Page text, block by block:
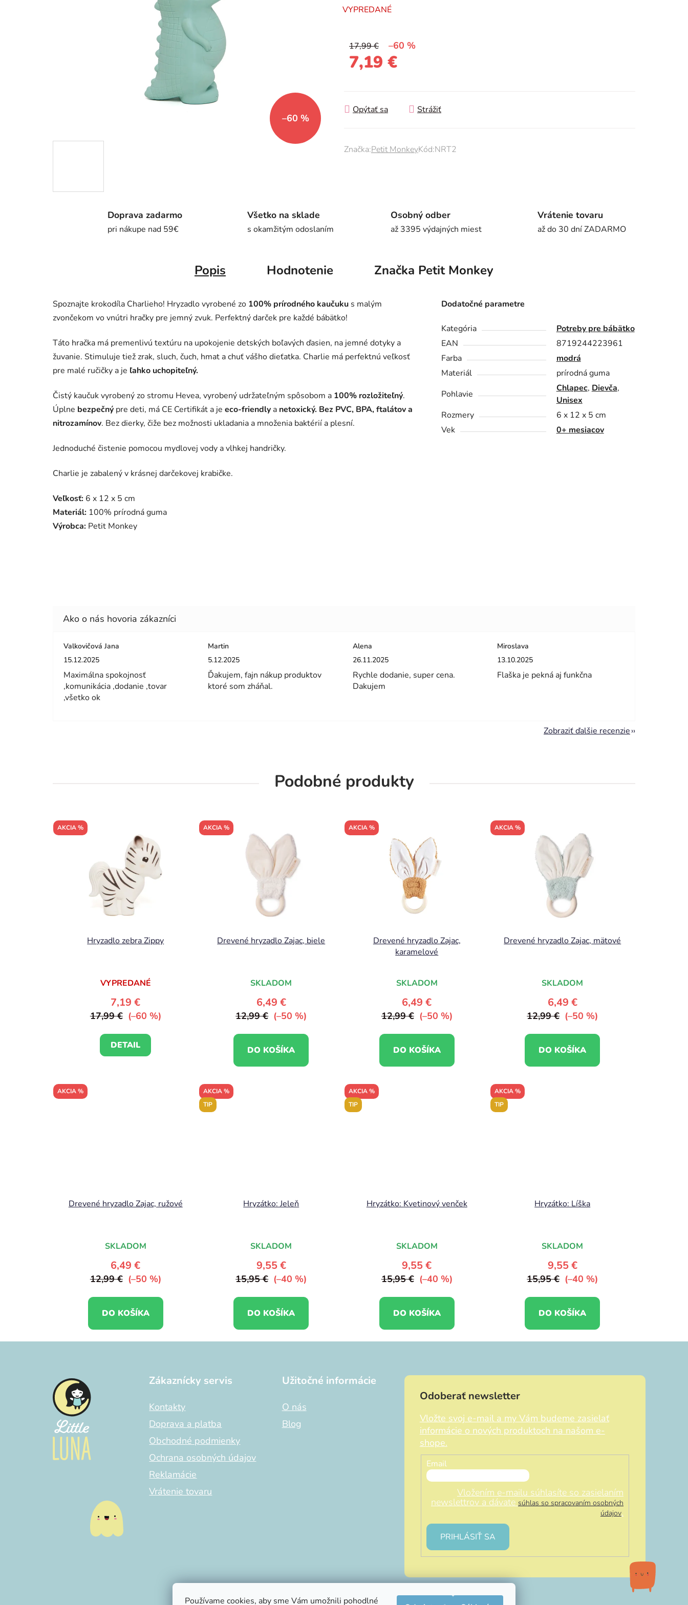
Používame cookies, aby sme Vám umožnili pohodlné
0,0
hviezdičiek.
VYPREDANÉ
17,99 € –60 %
7,19 €
Opýtať sa Strážiť
Značka:Petit MonkeyKód:NRT2
–60 %
Doprava zadarmo
pri nákupe nad 59€
Všetko na sklade
s okamžitým odoslaním
Osobný odber
až 3395 výdajných miest
Vrátenie tovaru
až do 30 dní ZADARMO
Popis Hodnotenie Značka Petit Monkey
Spoznajte krokodíla Charlieho! Hryzadlo vyrobené zo 100% prírodného kaučuku s malým
zvončekom vo vnútri hračky pre jemný zvuk. Perfektný darček pre každé bábätko!
Táto hračka má premenlivú textúru na upokojenie detských boľavých ďasien, na jemné dotyky a
žuvanie. Stimuluje tiež zrak, sluch, čuch, hmat a chuť vášho dieťatka. Charlie má perfektnú veľkosť
pre malé ručičky a je ľahko uchopiteľný.
Čistý kaučuk vyrobený zo stromu Hevea, vyrobený udržateľným spôsobom a 100% rozložiteľný.
Úplne bezpečný pre deti, má CE Certifikát a je eco-friendly a netoxický. Bez PVC, BPA, ftalátov a
nitrozamínov. Bez dierky, čiže bez možnosti ukladania a množenia baktérií a plesní.
Jednoduché čistenie pomocou mydlovej vody a vlhkej handričky.
Charlie je zabalený v krásnej darčekovej krabičke.
Veľkosť: 6 x 12 x 5 cm
Materiál: 100% prírodná guma
Výrobca: Petit Monkey
Dodatočné parametre
Kategória
Potreby pre bábätko
EAN
8719244223961
Farba
modrá
Materiál
prírodná guma
Pohlavie
Chlapec,Dievča,
Unisex
Rozmery
6 x 12 x 5 cm
Vek
0+ mesiacov
Valkovičová Jana
Hodnotenie obchodu je 5 z 5 hviezdičiek.
15.12.2025
Maximálna spokojnosť
,komunikácia ,dodanie ,tovar
,všetko ok
Martin
Hodnotenie obchodu je 5 z 5 hviezdičiek.
5.12.2025
Ďakujem, fajn nákup produktov
ktoré som zháňal.
Alena
Hodnotenie obchodu je 5 z 5 hviezdičiek.
26.11.2025
Rychle dodanie, super cena.
Dakujem
Miroslava
Hodnotenie obchodu je 5 z 5 hviezdičiek.
13.10.2025
Flaška je pekná aj funkčna
Zobraziť ďalšie recenzie
Podobné produkty
AKCIA %
Hryzadlo zebra Zippy
VYPREDANÉ
7,19 €
17,99 € (–60 %)
DETAIL
AKCIA %
Drevené hryzadlo Zajac, biele
SKLADOM
6,49 €
12,99 € (–50 %)
DO KOŠÍKA
AKCIA %
Drevené hryzadlo Zajac,
karamelové
SKLADOM
6,49 €
12,99 € (–50 %)
DO KOŠÍKA
AKCIA %
Drevené hryzadlo Zajac, mätové
SKLADOM
6,49 €
12,99 € (–50 %)
DO KOŠÍKA
AKCIA %
Drevené hryzadlo Zajac, ružové
SKLADOM
6,49 €
12,99 € (–50 %)
DO KOŠÍKA
AKCIA %
TIP
Hryzátko: Jeleň
SKLADOM
9,55 €
15,95 € (–40 %)
DO KOŠÍKA
AKCIA %
TIP
Hryzátko: Kvetinový venček
SKLADOM
9,55 €
15,95 € (–40 %)
DO KOŠÍKA
AKCIA %
TIP
Hryzátko: Líška
SKLADOM
9,55 €
15,95 € (–40 %)
DO KOŠÍKA
Zákaznícky servis
Kontakty
Doprava a platba
Obchodné podmienky
Ochrana osobných údajov
Reklamácie
Vrátenie tovaru
Užitočné informácie
O nás
Blog
Odoberať newsletter
Vložte svoj e-mail a my Vám budeme zasielať
informácie o nových produktoch na našom e-
shope.
Email
Vložením e-mailu súhlasíte so zasielaním
newslettrov a dávate súhlas so spracovaním osobných
údajov.
PRIHLÁSIŤ SA